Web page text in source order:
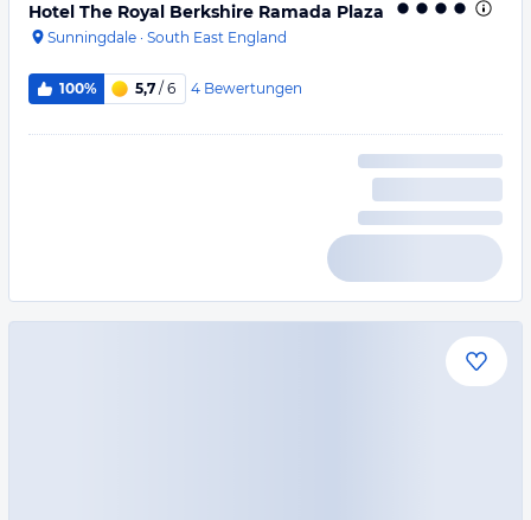
Hotel The Royal Berkshire Ramada Plaza
Sunningdale · South East England
100% 5,7 / 6 4 Bewertungen